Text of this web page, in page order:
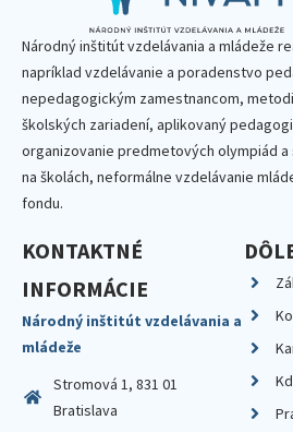
Národný inštitút vzdelávania a mládeže
napríklad vzdelávanie a poradenstvo
nepedagogickým zamestnancom,
školských zariadení, aplikovaný
organizovanie predmetových olympiád
na školách, neformálne vzdelávanie
fondu.
KONTAKTNÉ
INFORMÁCIE
Národný inštitút vzdelávania a
mládeže
Stromová 1, 831 01
Bratislava